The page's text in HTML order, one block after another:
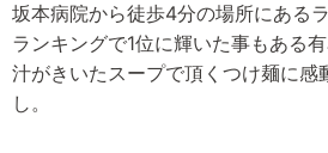
坂本病院から徒歩4分の場所にある
ランキングで1位に輝いた事もある
汁がきいたスープで頂くつけ麺に感
し。